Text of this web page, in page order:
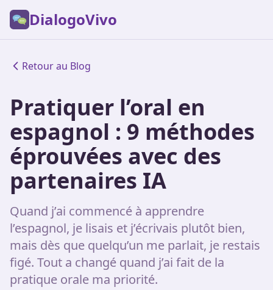
DialogoVivo
Retour au Blog
Pratiquer l’oral en
espagnol : 9 méthodes
éprouvées avec des
partenaires IA
Quand j’ai commencé à apprendre
l’espagnol, je lisais et j’écrivais plutôt bien,
mais dès que quelqu’un me parlait, je restais
figé. Tout a changé quand j’ai fait de la
pratique orale ma priorité.